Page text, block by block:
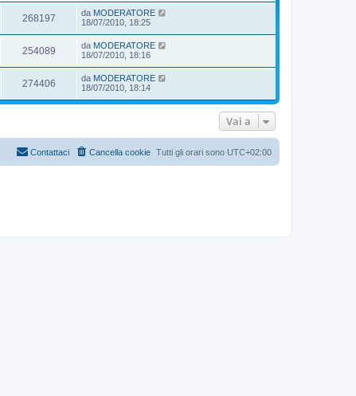
o
s
268197 da MODERATORE
18/07/2010, 18:25
254089 da MODERATORE
18/07/2010, 18:16
274406 da MODERATORE
18/07/2010, 18:14
Vai a
Tutti gli orari sono UTC+02:00
Cancella cookie
Contattaci